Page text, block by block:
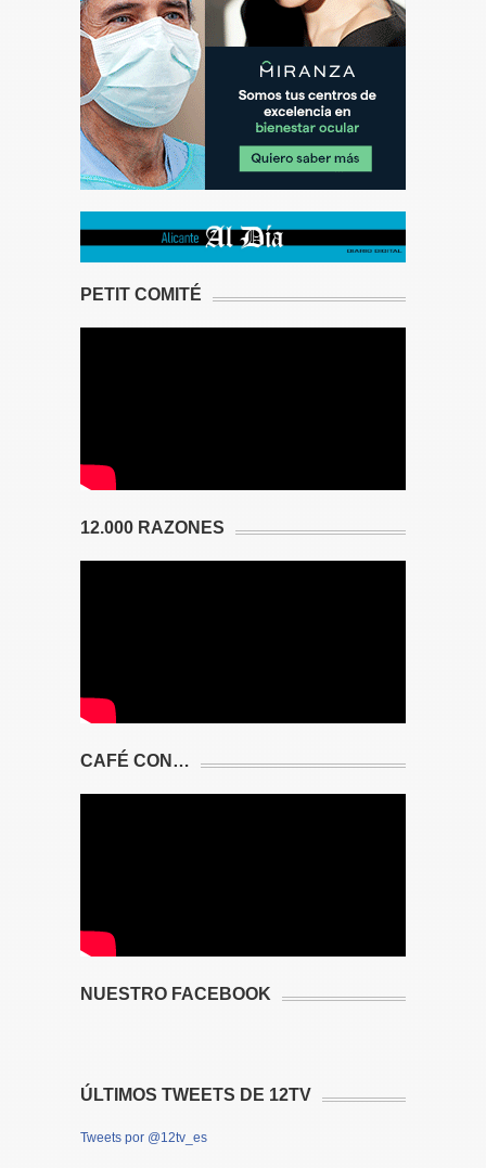
PETIT COMITÉ
12.000 RAZONES
CAFÉ CON…
NUESTRO FACEBOOK
ÚLTIMOS TWEETS DE 12TV
Tweets por @12tv_es